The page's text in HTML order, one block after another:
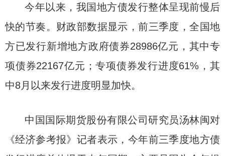
今年以来，我国地方债发行整体呈现前慢后
快的节奏。财政部数据显示，前三季度，全国地
方已发行新增地方政府债券28986亿元，其中专
项债券22167亿元；专项债券发行进度61%，其
中8月以来发行进度明显加快。
中国国际期货股份有限公司研究员汤林闽对
《经济参考报》记者表示，今年前三季度地方债